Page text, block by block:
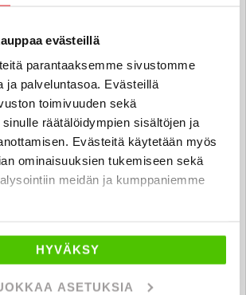
evästeillä
parantaaksemme sivustomme
ja palveluntasoa. Evästeillä
toimivuuden sekä
räätälöidympien sisältöjen ja
Evästeitä käytetään myös
ominaisuuksien tukemiseen sekä
meidän ja kumppaniemme
HYVÄKSY
ASETUKSIA
711 3932
Forsman
FI
@rintajouppi.fi
711 3926
Heino